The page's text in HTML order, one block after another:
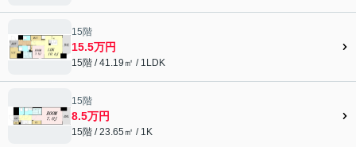
15階
15.5万円
15階 / 41.19㎡ / 1LDK
15階
8.5万円
15階 / 23.65㎡ / 1K